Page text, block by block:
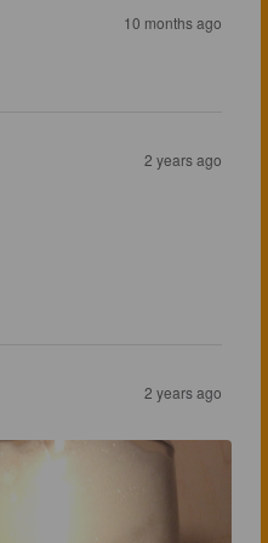
10 months ago
2 years ago
2 years ago